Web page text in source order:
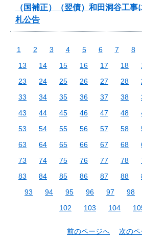
（国補正）（翌債）和田洞谷工事
札公告
1 2 3 4 5 6 7 8
13
14 15 16 17 18
23
24 25 26 27 28
33
34 35 36 37 38
43
44 45 46 47 48
53
54 55 56 57 58
63
64 65 66 67 68
73
74 75 76 77 78
83
84 85 86 87 88
93
94 95 96 97 98
102
103 104
前のページへ 次の